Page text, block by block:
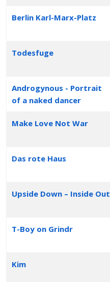
Berlin Karl-Marx-Platz
Todesfuge
Androgynous - Portrait
of a naked dancer
Make Love Not War
Das rote Haus
Upside Down – Inside Out
T-Boy on Grindr
Kim